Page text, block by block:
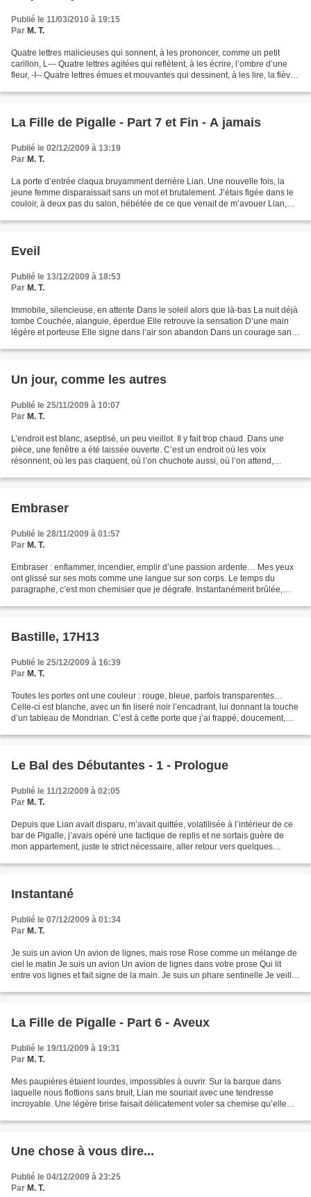
Publié le 11/03/2010 à 19:15
Par M. T.
Quatre lettres malicieuses qui sonnent, à les prononcer, comme un petit
carillon, L--- Quatre lettres agitées qui reflètent, à les écrire, l’ombre d’une
fleur, -I-- Quatre lettres émues et mouvantes qui dessinent, à les lire, la fièvre
La Fille de Pigalle - Part 7 et Fin - A jamais
Publié le 02/12/2009 à 13:19
Par M. T.
La porte d’entrée claqua bruyamment derrière Lian. Une nouvelle fois, la
jeune femme disparaissait sans un mot et brutalement. J’étais figée dans le
couloir, à deux pas du salon, hébétée de ce que venait de m’avouer Lian,
Eveil
Publié le 13/12/2009 à 18:53
Par M. T.
Immobile, silencieuse, en attente Dans le soleil alors que là-bas La nuit déjà
tombe Couchée, alanguie, éperdue Elle retrouve la sensation D’une main
légère et porteuse Elle signe dans l’air son abandon Dans un courage sans
Un jour, comme les autres
Publié le 25/11/2009 à 10:07
Par M. T.
L’endroit est blanc, aseptisé, un peu vieillot. Il y fait trop chaud. Dans une
pièce, une fenêtre a été laissée ouverte. C’est un endroit où les voix
résonnent, où les pas claquent, où l’on chuchote aussi, où l’on attend,
Embraser
Publié le 28/11/2009 à 01:57
Par M. T.
Embraser : enflammer, incendier, emplir d’une passion ardente… Mes yeux
ont glissé sur ses mots comme une langue sur son corps. Le temps du
paragraphe, c’est mon chemisier que je dégrafe. Instantanément brûlée,
Bastille, 17H13
Publié le 25/12/2009 à 16:39
Par M. T.
Toutes les portes ont une couleur : rouge, bleue, parfois transparentes…
Celle-ci est blanche, avec un fin liseré noir l’encadrant, lui donnant la touche
d’un tableau de Mondrian. C’est à cette porte que j’ai frappé, doucement,
Le Bal des Débutantes - 1 - Prologue
Publié le 11/12/2009 à 02:05
Par M. T.
Depuis que Lian avait disparu, m’avait quittée, volatilisée à l’intérieur de ce
bar de Pigalle, j’avais opéré une tactique de replis et ne sortais guère de
mon appartement, juste le strict nécessaire, aller retour vers quelques
Instantané
Publié le 07/12/2009 à 01:34
Par M. T.
Je suis un avion Un avion de lignes, mais rose Rose comme un mélange de
ciel le matin Je suis un avion Un avion de lignes dans votre prose Qui lit
entre vos lignes et fait signe de la main. Je suis un phare sentinelle Je veille
La Fille de Pigalle - Part 6 - Aveux
Publié le 19/11/2009 à 19:31
Par M. T.
Mes paupières étaient lourdes, impossibles à ouvrir. Sur la barque dans
laquelle nous flottions sans bruit, Lian me souriait avec une tendresse
incroyable. Une légère brise faisait délicatement voler sa chemise qu’elle
Une chose à vous dire...
Publié le 04/12/2009 à 23:25
Par M. T.